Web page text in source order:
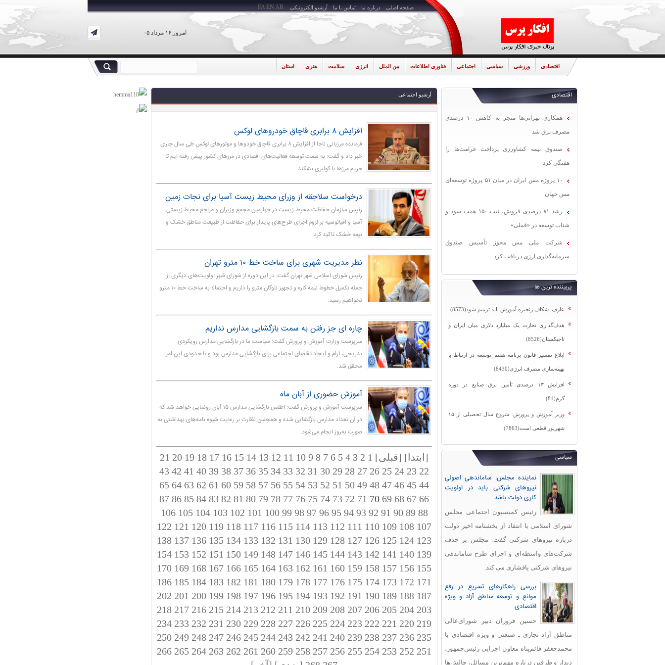
صفحه اصلی درباره ما تماس با ما آرشیو الکترونیکی
امروز:۱۶ مرداد ۰۵
FA EN AR
اقتصادی ورزشی سیاسی اجتماعی فناوری اطلاعات بین الملل انرژی سلامت هنری استان
اقتصادی
همکاری تهرانی‌ها منجر به کاهش ۱۰ درصدی
مصرف برق شد
صندوق بیمه کشاورزی پرداخت غرامت‌ها را
هفتگی کرد
۱۰ پروژه مس ایران در میان ۵۱ پروژه توسعه‌ای
مس جهان
رشد ۸۱ درصدی فروش، ثبت ۱۵۰ همت سود و
شتاب توسعه در «فملی»
شرکت ملی مس مجوز تأسیس صندوق
سرمایه‌گذاری ارزی دریافت کرد
پربیننده ترین ها
عارف: شکاف زنجیره آموزش باید ترمیم شود(8573)
هدف‌گذاری تجارت یک میلیارد دلاری میان ایران و
تاجیکستان(8526)
ابلاغ تفسیر قانون برنامه هفتم توسعه در ارتباط با
بهینه‌سازی مصرف انرژی(8430)
افزایش ۱۳ درصدی تأمین برق صنایع در دوره
گرم(81)
وزیر آموزش و پرورش: شروع سال تحصیلی از ۱۵
شهریور قطعی است(7863)
سیاسی
نماینده مجلس: ساماندهی اصولی
نیروهای شرکتی باید در اولویت
کاری دولت باشد
رئیس کمیسیون اجتماعی مجلس
شورای اسلامی با انتقاد از بخشنامه اخیر دولت
درباره نیروهای شرکتی گفت: مجلس بر حذف
شرکت‌های واسطه‌ای و اجرای طرح ساماندهی
نیروهای شرکتی پافشاری می کند.
بررسی راهکارهای تسریع در رفع
موانع و توسعه مناطق آزاد و ویژه
اقتصادی
حسین فروزان دبیر شورای‌عالی
مناطق آزاد تجاری ـ صنعتی و ویژه اقتصادی با
محمدجعفر قائم‌پناه معاون اجرایی رئیس‌جمهور،
دیدار و طرفین درباره مهم‌ترین مسائل، چالش‌ها
آرشیو اجتماعی
افزایش ۸ برابری قاچاق خودروهای لوکس
فرمانده مرزبانی ناجا از افزایش ۸ برابری قاچاق خودوها و موتورهای لوکس طی سال جاری
خبر داد و گفت: به سمت توسعه فعالیت‌های اقصادی در مرزهای کشور پیش رفته ایم تا
حریم مرزها با کولبری نشکند.
درخواست سلاجقه از وزرای محیط زیست آسیا برای نجات زمین
رئیس سازمان حفاظت محیط زیست در چهارمین مجمع وزیران و مراجع محیط زیستی
آسیا و اقیانوسیه بر لزوم اجرای طرح‌های پایدار برای حفاظت از طبیعت مناطق خشک و
نیمه خشک تاکید کرد.
نظر مدیریت شهری برای ساخت خط ۱۰ مترو تهران
رئیس شورای اسلامی شهر تهران گفت: در این دوره از شورای شهر اولویت‌های دیگری از
جمله تکمیل خطوط نیمه کاره و تجهیز ناوگان مترو را داریم و احتمالا به ساخت خط ۱۰ مترو
نخواهیم رسید.
چاره ای جز رفتن به سمت بازگشایی مدارس نداریم
سرپرست وزارت آموزش و پرورش گفت: سیاست ما در بازگشایی مدارس رویکردی
تدریجی، آرام و ایجاد تقاضای اجتماعی برای بازگشایی مدارس بود و تا حدودی این امر
محقق شد.
آموزش حضوری از آبان ماه
سرپرست آموزش و پرورش گفت: اطلس بازگشایی مدارس ۱۵ آبان رونمایی خواهد شد که
در آن تعداد مدارس بازگشایی شده و همچنین نظارت بر رعایت شیوه نامه‌های بهداشتی به
صورت به‌روز انجام می‌شود.
[ابتدا] [قبلی] 1
2
3
4
5
6
7
8
9
10
11
12
13
14
15
16
17
18
19
20
21
22
23
24
25
26
27
28
29
30
31
32
33
34
35
36
37
38
39
40
41
42
43
44
45
46
47
48
49
50
51
52
53
54
55
56
57
58
59
60
61
62
63
64
65
66
67
68
69
71
72
73
74
75
76
77
78
79
80
81
82
83
84
85
86
87
88
89
90
91
92
93
94
95
96
97
98
99
100
101
102
103
104
105
106
107
108
109
110
111
112
113
114
115
116
117
118
119
120
121
122
123
124
125
126
127
128
129
130
131
132
133
134
135
136
137
138
139
140
141
142
143
144
145
146
147
148
149
150
151
152
153
154
155
156
157
158
159
160
161
162
163
164
165
166
167
168
169
170
171
172
173
174
175
176
177
178
179
180
181
182
183
184
185
186
187
188
189
190
191
192
193
194
195
196
197
198
199
200
201
202
203
204
205
206
207
208
209
210
211
212
213
214
215
216
217
218
219
220
221
222
223
224
225
226
227
228
229
230
231
232
233
234
235
236
237
238
239
240
241
242
243
244
245
246
247
248
249
250
251
252
253
254
255
256
257
258
259
260
261
262
263
264
265
266